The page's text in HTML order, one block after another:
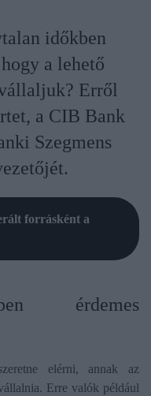
időkben
a lehető
Erről
a CIB Bank
Szegmens
forrásként a
érdemes
elérni, annak az
Erre valók például